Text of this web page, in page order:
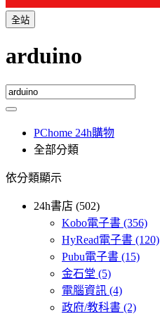
全站
arduino
PChome 24h購物
全部分類
依分類顯示
24h書店 (502)
Kobo電子書 (356)
HyRead電子書 (120)
Pubu電子書 (15)
金石堂 (5)
電腦資訊 (4)
政府/教科書 (2)